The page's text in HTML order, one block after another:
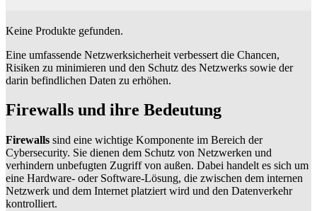
Keine Produkte gefunden.
Eine umfassende Netzwerksicherheit verbessert die Chancen,
Risiken zu minimieren und den Schutz des Netzwerks sowie der
darin befindlichen Daten zu erhöhen.
Firewalls und ihre Bedeutung
Firewalls sind eine wichtige Komponente im Bereich der
Cybersecurity. Sie dienen dem Schutz von Netzwerken und
verhindern unbefugten Zugriff von außen. Dabei handelt es sich um
eine Hardware- oder Software-Lösung, die zwischen dem internen
Netzwerk und dem Internet platziert wird und den Datenverkehr
kontrolliert.